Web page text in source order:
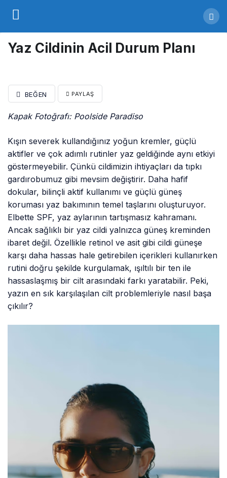
Yaz Cildinin Acil Durum Planı
BEĞEN PAYLAŞ
Kapak Fotoğrafı: Poolside Paradiso
Kışın severek kullandığınız yoğun kremler, güçlü
aktifler ve çok adımlı rutinler yaz geldiğinde aynı etkiyi
göstermeyebilir. Çünkü cildimizin ihtiyaçları da tıpkı
gardırobumuz gibi mevsim değiştirir. Daha hafif
dokular, bilinçli aktif kullanımı ve güçlü güneş
koruması yaz bakımının temel taşlarını oluşturuyor.
Elbette SPF, yaz aylarının tartışmasız kahramanı.
Ancak sağlıklı bir yaz cildi yalnızca güneş kreminden
ibaret değil. Özellikle retinol ve asit gibi cildi güneşe
karşı daha hassas hale getirebilen içerikleri kullanırken
rutini doğru şekilde kurgulamak, ışıltılı bir ten ile
hassaslaşmış bir cilt arasındaki farkı yaratabilir. Peki,
yazın en sık karşılaşılan cilt problemleriyle nasıl başa
çıkılır?